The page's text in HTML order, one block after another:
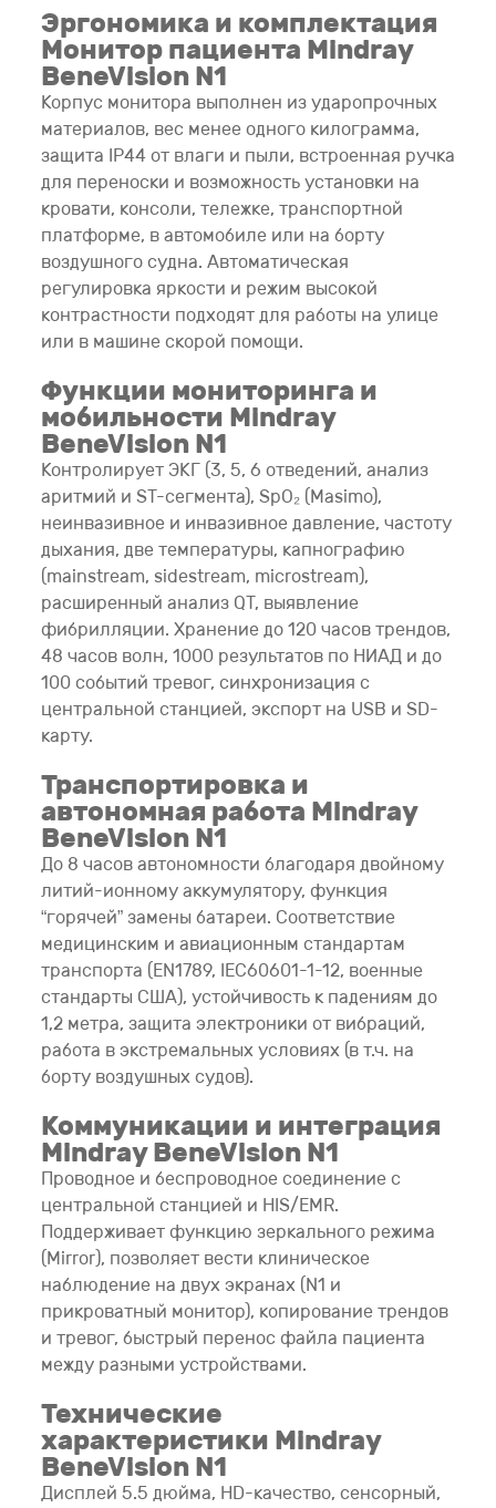
Эргономика и комплектация
Монитор пациента Mindray
BeneVision N1
Корпус монитора выполнен из ударопрочных
материалов, вес менее одного килограмма,
защита IP44 от влаги и пыли, встроенная ручка
для переноски и возможность установки на
кровати, консоли, тележке, транспортной
платформе, в автомобиле или на борту
воздушного судна. Автоматическая
регулировка яркости и режим высокой
контрастности подходят для работы на улице
или в машине скорой помощи.
Функции мониторинга и
мобильности Mindray
BeneVision N1
Контролирует ЭКГ (3, 5, 6 отведений, анализ
аритмий и ST-сегмента), SpO₂ (Masimo),
неинвазивное и инвазивное давление, частоту
дыхания, две температуры, капнографию
(mainstream, sidestream, microstream),
расширенный анализ QT, выявление
фибрилляции. Хранение до 120 часов трендов,
48 часов волн, 1000 результатов по НИАД и до
100 событий тревог, синхронизация с
центральной станцией, экспорт на USB и SD-
карту.
Транспортировка и
автономная работа Mindray
BeneVision N1
До 8 часов автономности благодаря двойному
литий-ионному аккумулятору, функция
“горячей” замены батареи. Соответствие
медицинским и авиационным стандартам
транспорта (EN1789, IEC60601-1-12, военные
стандарты США), устойчивость к падениям до
1,2 метра, защита электроники от вибраций,
работа в экстремальных условиях (в т.ч. на
борту воздушных судов).
Коммуникации и интеграция
Mindray BeneVision N1
Проводное и беспроводное соединение с
центральной станцией и HIS/EMR.
Поддерживает функцию зеркального режима
(Mirror), позволяет вести клиническое
наблюдение на двух экранах (N1 и
прикроватный монитор), копирование трендов
и тревог, быстрый перенос файла пациента
между разными устройствами.
Технические
характеристики Mindray
BeneVision N1
Дисплей 5.5 дюйма, HD-качество, сенсорный,